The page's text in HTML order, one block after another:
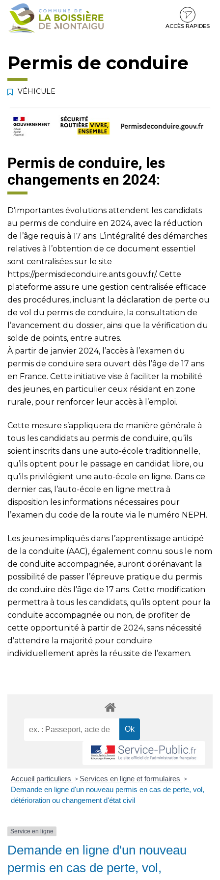
Gestion des traceurs
Aller
Aller
contenu
Aller
pied
ACCÈS RAPIDES
Permis de conduire
VÉHICULE
Permis de conduire, les
changements en 2024:
D’importantes évolutions attendent les candidats
au permis de conduire en 2024, avec la réduction
de l’âge requis à 17 ans. L’intégralité des démarches
relatives à l’obtention de ce document essentiel
sont centralisées sur le site
https://permisdeconduire.ants.gouv.fr/. Cette
plateforme assure une gestion centralisée efficace
des procédures, incluant la déclaration de perte ou
de vol du permis de conduire, la consultation de
l’avancement du dossier, ainsi que la vérification du
solde de points, entre autres.
À partir de janvier 2024, l’accès à l’examen du
permis de conduire sera ouvert dès l’âge de 17 ans
en France. Cette initiative vise à faciliter la mobilité
des jeunes, en particulier ceux résidant en zone
rurale, pour renforcer leur accès à l’emploi.
Cette mesure s’appliquera de manière générale à
tous les candidats au permis de conduire, qu’ils
soient inscrits dans une auto-école traditionnelle,
qu’ils optent pour le passage en candidat libre, ou
qu’ils privilégient une auto-école en ligne. Dans ce
dernier cas, l’auto-école en ligne mettra à
disposition les informations nécessaires pour
l’examen du code de la route via le numéro NEPH.
Les jeunes impliqués dans l’apprentissage anticipé
de la conduite (AAC), également connu sous le nom
de conduite accompagnée, auront dorénavant la
possibilité de passer l’épreuve pratique du permis
de conduire dès l’âge de 17 ans. Cette modification
permettra à tous les candidats, qu’ils optent pour la
conduite accompagnée ou non, de profiter de
cette opportunité à partir de 2024, sans nécessité
d’attendre la majorité pour conduire
individuellement après la réussite de l’examen.
Accueil particuliers > Services en ligne et formulaires >
Demande en ligne d'un nouveau permis en cas de perte, vol,
détérioration ou changement d'état civil
Service en ligne
Demande en ligne d'un nouveau
permis en cas de perte, vol,